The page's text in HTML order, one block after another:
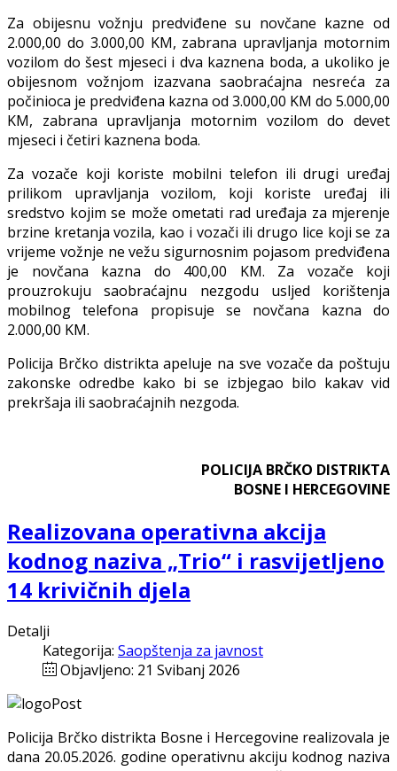
Za obijesnu vožnju predviđene su novčane kazne od
2.000,00 do 3.000,00 KM, zabrana upravljanja motornim
vozilom do šest mjeseci i dva kaznena boda, a ukoliko je
obijesnom vožnjom izazvana saobraćajna nesreća za
počinioca je predviđena kazna od 3.000,00 KM do 5.000,00
KM, zabrana upravljanja motornim vozilom do devet
mjeseci i četiri kaznena boda.
Za vozače koji koriste mobilni telefon ili drugi uređaj
prilikom upravljanja vozilom, koji koriste uređaj ili
sredstvo kojim se može ometati rad uređaja za mjerenje
brzine kretanja vozila, kao i vozači ili drugo lice koji se za
vrijeme vožnje ne vežu sigurnosnim pojasom predviđena
je novčana kazna do 400,00 KM. Za vozače koji
prouzrokuju saobraćajnu nezgodu usljed korištenja
mobilnog telefona propisuje se novčana kazna do
2.000,00 KM.
Policija Brčko distrikta apeluje na sve vozače da poštuju
zakonske odredbe kako bi se izbjegao bilo kakav vid
prekršaja ili saobraćajnih nezgoda.
POLICIJA BRČKO DISTRIKTA
BOSNE I HERCEGOVINE
Realizovana operativna akcija
kodnog naziva „Trio“ i rasvijetljeno
14 krivičnih djela
Detalji
Kategorija: Saopštenja za javnost
Objavljeno: 21 Svibanj 2026
Policija Brčko distrikta Bosne i Hercegovine realizovala je
dana 20.05.2026. godine operativnu akciju kodnog naziva